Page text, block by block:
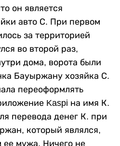
он является
авто С. При первом
за территорией
во второй раз,
дома, ворота были
Бауыржану хозяйка С.
переоформлять
Kaspi на имя К.
перевода денег К. при
который являлся,
ее мужа. Ничего не